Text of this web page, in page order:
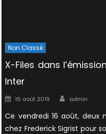
Non Classé
X-Files dans
Inter
Posted
16 août 2019 Author
admin
Ce vendredi 16 août, deux
chez Frederick Sigrist pour